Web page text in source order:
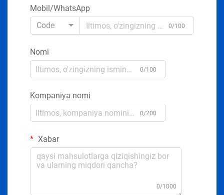
Mobil/WhatsApp
Code
0/100
Nomi
0/100
Kompaniya nomi
0/200
Xabar
0/1000